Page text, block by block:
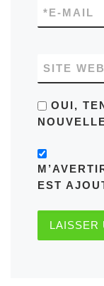
E-MAIL
*
SITE WEB
OUI,
EST